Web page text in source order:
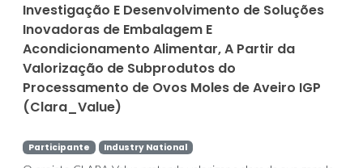
Investigação E Desenvolvimento de Soluções
Inovadoras de Embalagem E
Acondicionamento Alimentar, A Partir da
Valorização de Subprodutos do
Processamento de Ovos Moles de Aveiro IGP
(Clara_Value)
Participante Industry National